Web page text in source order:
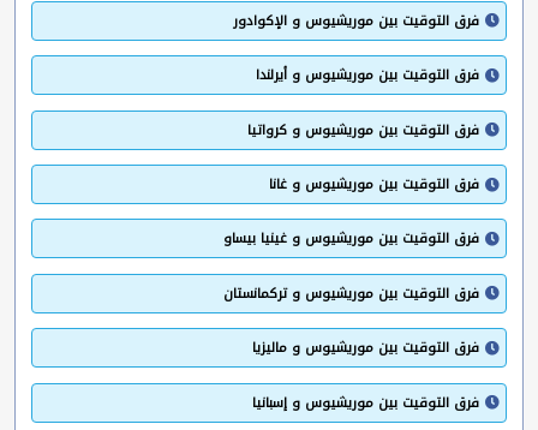
فرق التوقيت بين موريشيوس و الإكوادور
فرق التوقيت بين موريشيوس و أيرلندا
فرق التوقيت بين موريشيوس و كرواتيا
فرق التوقيت بين موريشيوس و غانا
فرق التوقيت بين موريشيوس و غينيا بيساو
فرق التوقيت بين موريشيوس و تركمانستان
فرق التوقيت بين موريشيوس و ماليزيا
فرق التوقيت بين موريشيوس و إسبانيا